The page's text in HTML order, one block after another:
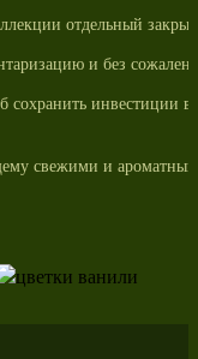
отдельный
и без
инвестиции в
свежими и